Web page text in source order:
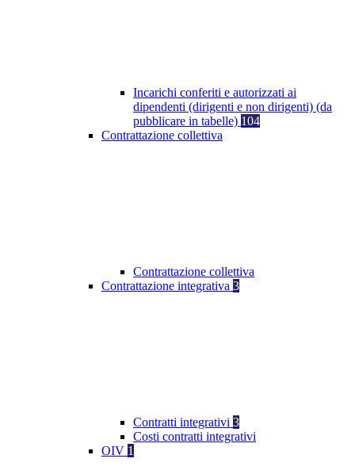
Incarichi conferiti e autorizzati ai
dipendenti (dirigenti e non dirigenti) (da
pubblicare in tabelle) 104
Contrattazione collettiva
Contrattazione collettiva
Contrattazione integrativa 3
Contratti integrativi 3
Costi contratti integrativi
OIV 1